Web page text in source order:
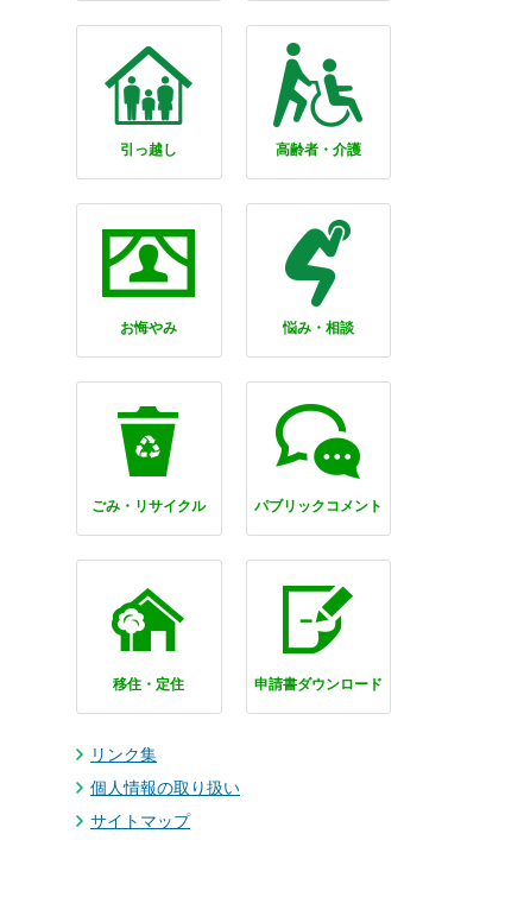
引っ越し 高齢者・介護
お悔やみ 悩み・相談
ごみ・リサイクル パブリックコメント
移住・定住 申請書ダウンロード
リンク集
個人情報の取り扱い
サイトマップ